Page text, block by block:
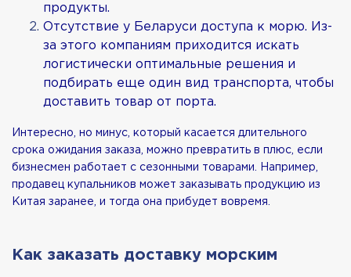
продукты.
Отсутствие у Беларуси доступа к морю. Из-
за этого компаниям приходится искать
логистически оптимальные решения и
подбирать еще один вид транспорта, чтобы
доставить товар от порта.
Интересно, но минус, который касается длительного
срока ожидания заказа, можно превратить в плюс, если
бизнесмен работает с сезонными товарами. Например,
продавец купальников может заказывать продукцию из
Китая заранее, и тогда она прибудет вовремя.
Как заказать доставку морским